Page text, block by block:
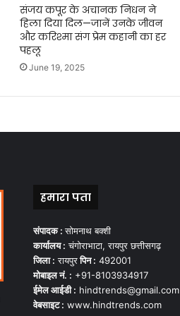
संजय कपूर के अचानक निधन ने
हिला दिया दिल—जानें उनके जीवन
और करिश्मा संग प्रेम कहानी का हर
पहलू
June 19, 2025
हमारा पता
संपादक :सोमनाथ बक्शी
कार्यालय : चंगोराभाटा, रायपुर छत्तीसगढ़
जिला : रायपुरपिन : 492001
मोबाइल नं. : +91-8103934917
ईमेल आईडी : hindtrends@gmail.com
वेबसाइट : www.hindtrends.com